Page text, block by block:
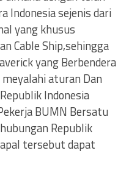
Indonesia sejenis dari
yang khusus
Cable Ship,sehingga
yang Berbendera
aturan Dan
Indonesia
BUMN Bersatu
Republik
tersebut dapat